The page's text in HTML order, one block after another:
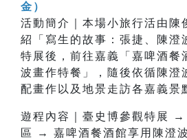
金）
活動簡介｜本場小旅行活由陳
紹「寫生的故事：張捷、陳澄
特展後，前往嘉義「嘉啤酒餐
波畫作特餐」，隨後依循陳澄
配畫作以及地景走訪各嘉義景
遊程內容｜臺史博參觀特展 →
區 → 嘉啤酒餐酒館享用陳澄